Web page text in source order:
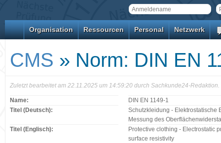
Organisation Ressourcen Personal Netzwerk
CMS » Norm: DIN EN
Zuletzt bearbeitet am 22.11.2025 um 14:59:20 durch Sachkunde24-Redaktion.
Name:
DIN EN 1149-1
Titel (Deutsch):
Schutzkleidung - Elektrostatische
Messung des
Titel (Englisch):
Protective clothing - Electrostatic
surface resistivity